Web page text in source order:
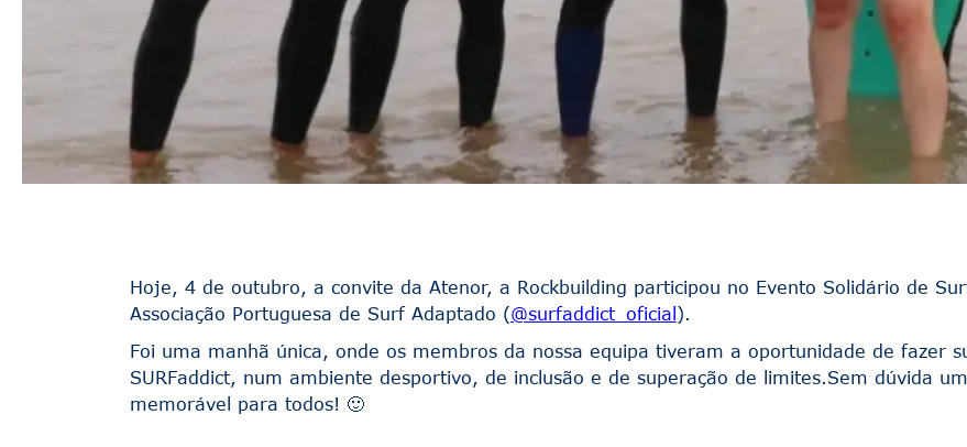
Hoje, 4 de outubro, a convite da Atenor, a Rockbuilding participou no Evento Solidário de
Associação Portuguesa de Surf Adaptado (@surfaddict_oficial ).
Foi uma manhã única, onde os membros da nossa equipa tiveram a oportunidade de fazer
SURFaddict, num ambiente desportivo, de inclusão e de superação de limites.Sem dúvida
memorável para todos! 🙂